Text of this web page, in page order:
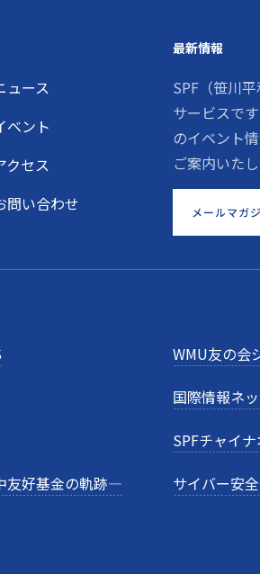
ュース
ベント
クセス
問い合わせ
最新情報
SPF（笹川
サービスで
のイベント
ご案内いたし
メールマガ
WMU友の会
国際情報ネ
SPFチャイ
友好基金の軌跡—
サイバー安